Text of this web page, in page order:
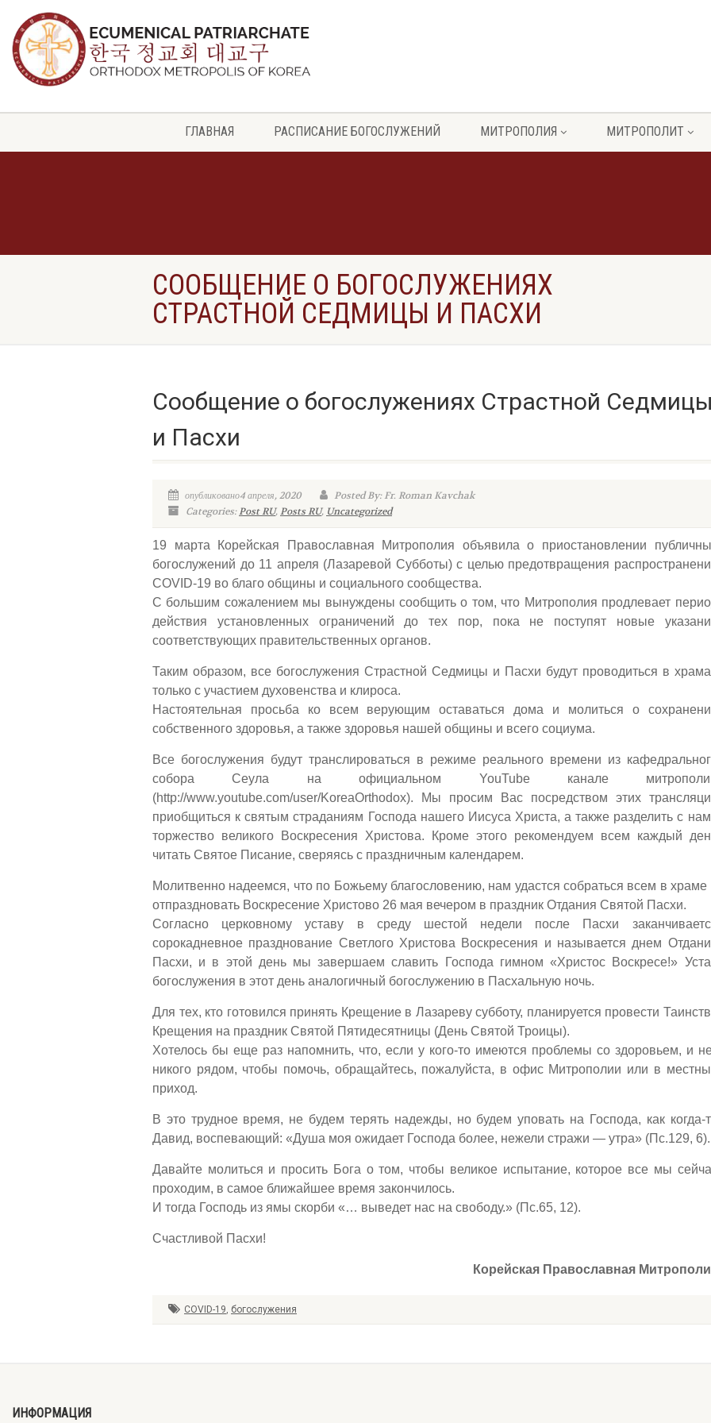
ГЛАВНАЯ РАСПИСАНИЕ БОГОСЛУЖЕНИЙ МИТРОПОЛИЯ МИТРОПОЛИТ
СООБЩЕНИЕ О БОГОСЛУЖЕНИЯХ
СТРАСТНОЙ СЕДМИЦЫ И ПАСХИ
Сообщение о богослужениях Страстной Седмицы
и Пасхи
опубликовано4 апреля, 2020
Posted By: Fr. Roman Kavchak
Categories:Post RU,Posts RU, Uncategorized
19 марта Корейская Православная Митрополия объявила о приостановлении
богослужений до 11 апреля (Лазаревой Субботы) с целью предотвращения
COVID-19 во благо общины и социального сообщества.
С большим сожалением мы вынуждены сообщить о том, что Митрополия продлевает
действия установленных ограничений до тех пор, пока не поступят новые
соответствующих правительственных органов.
Таким образом, все богослужения Страстной Седмицы и Пасхи будут проводиться в
только с участием духовенства и клироса.
Настоятельная просьба ко всем верующим оставаться дома и молиться о
собственного здоровья, а также здоровья нашей общины и всего социума.
Все богослужения будут транслироваться в режиме реального времени из
собора Сеула на официальном YouTube канале
(http://www.youtube.com/user/KoreaOrthodox). Мы просим Вас посредством этих
приобщиться к святым страданиям Господа нашего Иисуса Христа, а также разделить с
торжество великого Воскресения Христова. Кроме этого рекомендуем всем каждый
читать Святое Писание, сверяясь с праздничным календарем.
Молитвенно надеемся, что по Божьему благословению, нам удастся собраться всем в храме
отпраздновать Воскресение Христово 26 мая вечером в праздник Отдания Святой Пасхи.
Согласно церковному уставу в среду шестой недели после Пасхи
сорокадневное празднование Светлого Христова Воскресения и называется днем
Пасхи, и в этой день мы завершаем славить Господа гимном «Христос Воскресе!»
богослужения в этот день аналогичный богослужению в Пасхальную ночь.
Для тех, кто готовился принять Крещение в Лазареву субботу, планируется провести
Крещения на праздник Святой Пятидесятницы (День Святой Троицы).
Хотелось бы еще раз напомнить, что, если у кого-то имеются проблемы со здоровьем, и
никого рядом, чтобы помочь, обращайтесь, пожалуйста, в офис Митрополии или в
приход.
В это трудное время, не будем терять надежды, но будем уповать на Господа, как когда-
Давид, воспевающий: «Душа моя ожидает Господа более, нежели стражи — утра» (Пс.129, 6).
Давайте молиться и просить Бога о том, чтобы великое испытание, которое все мы
проходим, в самое ближайшее время закончилось.
И тогда Господь из ямы скорби «… выведет нас на свободу.» (Пс.65, 12).
Счастливой Пасхи!
Корейская Православная
COVID-19, богослужения
ИНФОРМАЦИЯ